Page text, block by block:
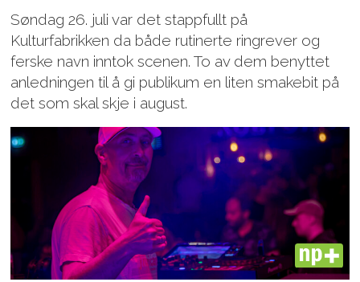
Søndag 26. juli var det stappfullt på
Kulturfabrikken da både rutinerte ringrever og
ferske navn inntok scenen. To av dem benyttet
anledningen til å gi publikum en liten smakebit på
det som skal skje i august.
PLUS